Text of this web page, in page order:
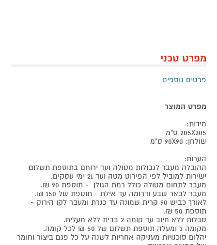
מפרט טכני
פרטים נוספים
מפרט המוצר
מידות:
205X205 ס"מ
שולחן: 90X90 ס"מ
הערות:
ההובלה מעבר לגבולות מטולה ועד ירוחם בתוספת תשלום
ישירות למוביל לפי הפירוט מטה ועד 21 ימי עסקים.
מעבר לתחום מטולה כולל רמת הגולן - תוספת 90 ₪.
מעבר לבאר שבע ודרומה עד אילת - תוספת של 150 ₪.
לאורך כביש 90 קרית שמונה עד כנרת ומעבר לקו הירוק -
תוספת 50 ₪.
סבלות ללא חיוב עד קומה 2 בבית ללא מעלית.
מקומה 3 ומעלה תוספת תשלום של 50 ₪ לכל קומה.
יהלום סוכנויות מעניקה אחריות לשנה על כל פגם ביצור וחומר